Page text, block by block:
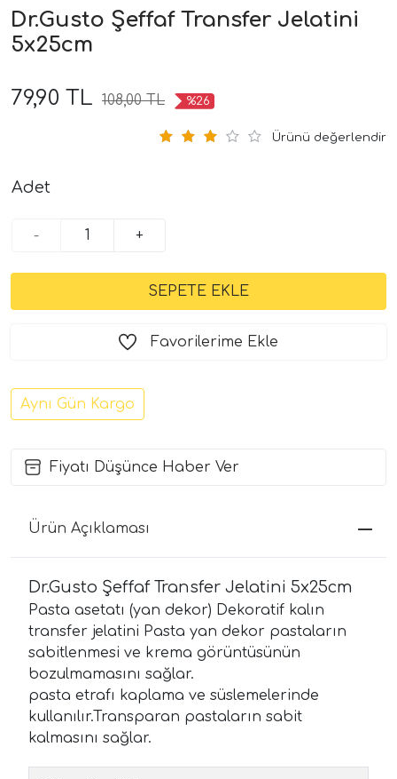
Dr.Gusto Şeffaf Transfer Jelatini
5x25cm
79,90 TL 108,00 TL %26
Ürünü değerlendir
Adet
- +
Favorilerime Ekle
Aynı Gün Kargo
Fiyatı Düşünce Haber Ver
Ürün Açıklaması
Dr.Gusto Şeffaf Transfer Jelatini 5x25cm
Pasta asetatı (yan dekor) Dekoratif kalın
transfer jelatini Pasta yan dekor pastaların
sabitlenmesi ve krema görüntüsünün
bozulmamasını sağlar.
pasta etrafı kaplama ve süslemelerinde
kullanılır.Transparan pastaların sabit
kalmasını sağlar.